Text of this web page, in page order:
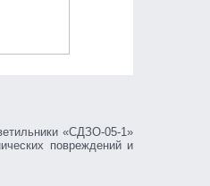
«СДЗО-05-1»
повреждений и